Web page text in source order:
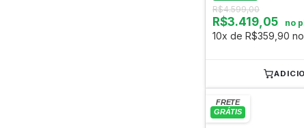
R$4.599,00
R$3.419,05 no
10x de R$359,90